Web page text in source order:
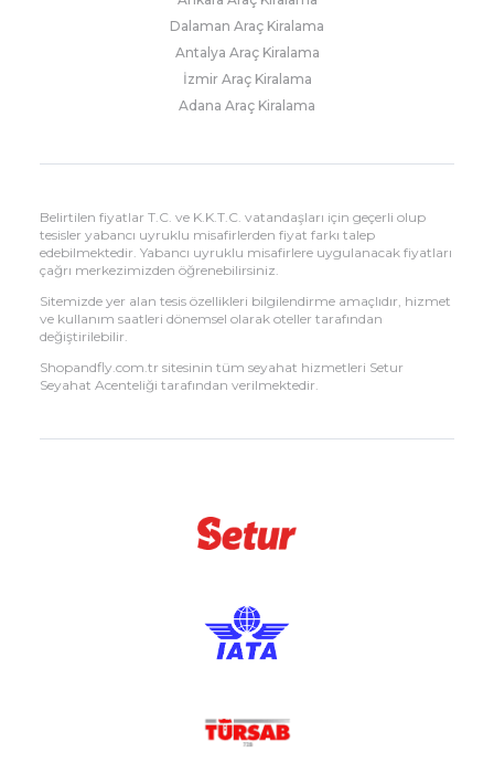
Dalaman Araç Kiralama
Antalya Araç Kiralama
İzmir Araç Kiralama
Adana Araç Kiralama
Belirtilen fiyatlar T.C. ve K.K.T.C. vatandaşları için geçerli olup
tesisler yabancı uyruklu misafirlerden fiyat farkı talep
edebilmektedir. Yabancı uyruklu misafirlere uygulanacak fiyatları
çağrı merkezimizden öğrenebilirsiniz.
Sitemizde yer alan tesis özellikleri bilgilendirme amaçlıdır, hizmet
ve kullanım saatleri dönemsel olarak oteller tarafından
değiştirilebilir.
Shopandfly.com.tr sitesinin tüm seyahat hizmetleri Setur
Seyahat Acenteliği tarafından verilmektedir.